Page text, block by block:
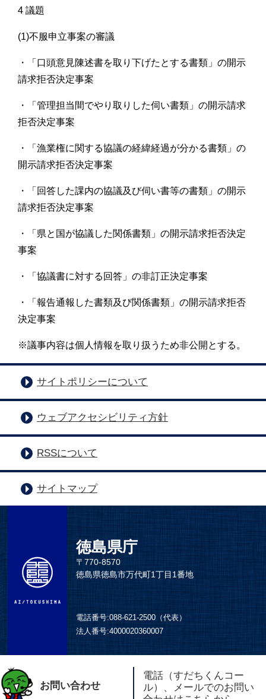
4 議題
(1)不服申立事案の審議
・「口頭意見陳述書を取り下げたとする書類」の開示
請求拒否決定事案
・「管理担当間でやり取りした伺い書類」の開示請求
拒否決定事案
・「漁業権に関する協議の経緯経過が分かる書類」の
開示請求拒否決定事案
・「回答した課内の協議及び伺い書等の書類」の開示
請求拒否決定事案
・「県と国が協議した関係書類」の開示請求拒否決定
事案
・「協議書に対する回答」の非訂正決定事案
・「報告通報した書類及び関係書類」の開示請求拒否
決定事案
※議事内容は個人情報を取り扱うため非公開とする。
サイトポリシーについて
ウェブアクセシビリティ方針
RSSについて
サイトマップ
徳島県庁
〒770-8570
徳島県徳島市万代町1丁目1番地
電話番号:088-621-2500（代表）
法人番号:4000020360007
お問い合わせ
電話（すだちくんコー
ル）、メールでのお問い